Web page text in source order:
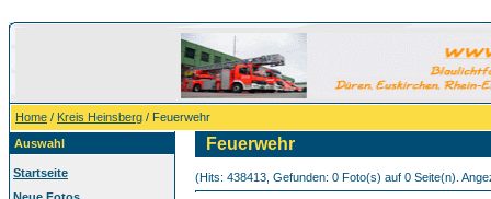
Home / Kreis Heinsberg / Feuerwehr
Auswahl
Startseite
Feuerwehr
(Hits: 438413, Gefunden: 0 Foto(s) auf 0 Seite(n).